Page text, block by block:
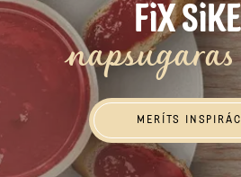
FiX
napsugaras
MERÍTS